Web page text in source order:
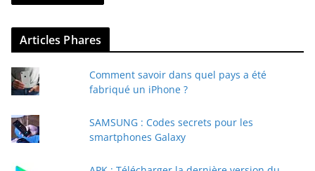
z
v
r
e
e
-
a
Articles Phares
Comment savoir dans quel pays a été
fabriqué un iPhone ?
SAMSUNG : Codes secrets pour les
smartphones Galaxy